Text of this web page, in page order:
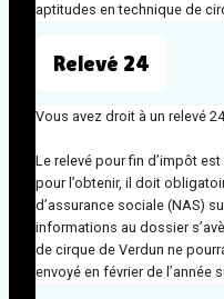
aptitudes en technique de
Relevé 24
Vous avez droit à un relevé
Le relevé pour fin d’impôt
pour l’obtenir, il doit
d’assurance sociale (NAS)
informations au dossier
de cirque de Verdun ne
envoyé en février de l’année